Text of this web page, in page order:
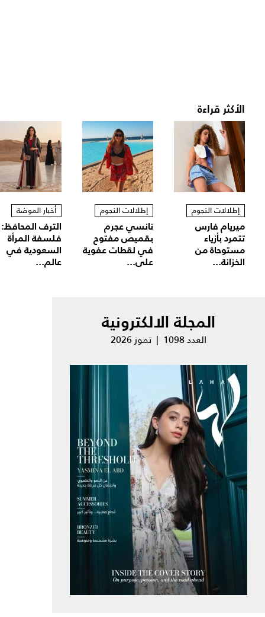
الأكثر قراءة
إطلالات النجوم
ميريام فارس
تتمرد بأزياء
مستوحاة من
الخزانة...
إطلالات النجوم
نانسي عجرم
بقميص مفتوح
في لقطات عفوية
على...
أخبار الموضة
الترف المحافظ:
فلسفة المرأة
السعودية في
عالم...
المجلة الالكترونية
العدد 1098 | تموز 2026